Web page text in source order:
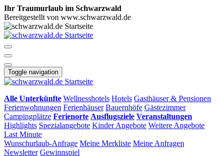
Ihr Traumurlaub im Schwarzwald
Bereitgestellt von www.schwarzwald.de
Toggle navigation
Alle Unterkünfte Wellnesshotels Hotels Gasthäuser & Pensionen
Ferienwohnungen Ferienhäuser Bauernhöfe Gästezimmer
Campingplätze Ferienorte Ausflugsziele Veranstaltungen
Highlights Spezialangebote Kinder Angebote Weitere Angebote
Last Minute
Wunschurlaub-Anfrage Meine Merkliste Meine Anfragen
Newsletter Gewinnspiel